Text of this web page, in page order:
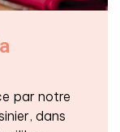
par notre
dans